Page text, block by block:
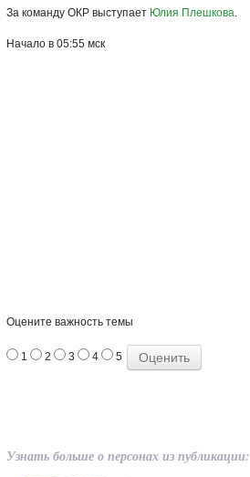
За команду ОКР выступает Юлия Плешкова.
Начало в 05:55 мск
Оцените важность темы
1 2 3 4 5
Узнать больше о персонах из публикации: